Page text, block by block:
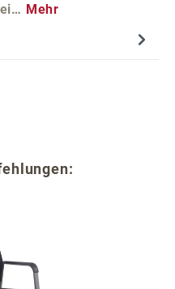
Mehr